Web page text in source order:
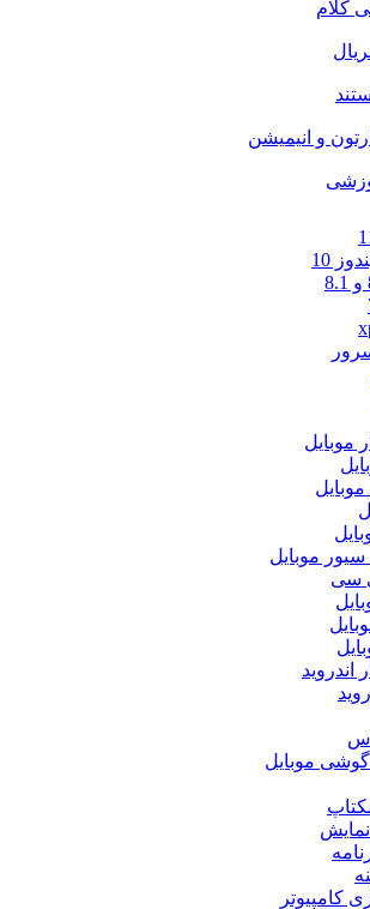
کلام
و انیمیشن
10
موبایل
موبایل
سی
اندروید
موبایل
کامپیوتر